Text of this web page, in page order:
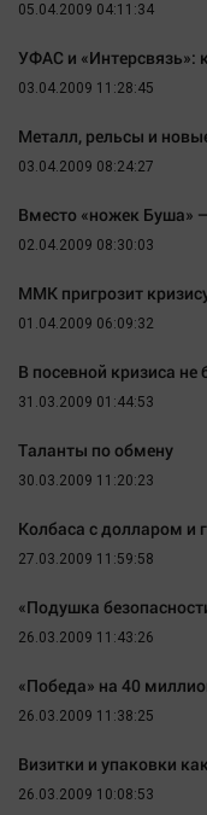
Образование
Автомобили
XX век: криминальные
Банки
Медиаграмотность
Прогулки по городу Ч
Статистика
Челябинск космический
Другие рубрики
Bookworms
English version
Online-консультация
Блогеркуль
Вирус чтения
Вкусное
05.04.2009 04:11:34
УФАС и «Интерсвязь»:
03.04.2009 11:28:45
Металл, рельсы и
03.04.2009 08:24:27
Вместо «ножек Буша»
02.04.2009 08:30:03
ММК пригрозит
01.04.2009 06:09:32
В посевной кризиса не
31.03.2009 01:44:53
Таланты по обмену
30.03.2009 11:20:23
Колбаса с долларом и
27.03.2009 11:59:58
«Подушка
26.03.2009 11:43:26
«Победа» на 40
26.03.2009 11:38:25
Визитки и упаковки
26.03.2009 10:08:53